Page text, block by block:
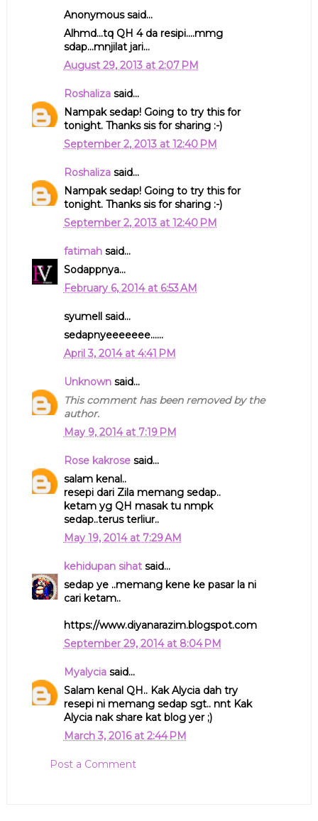
Anonymous said...
Alhmd...tq QH 4 da resipi....mmg
sdap...mnjilat jari...
August 29, 2013 at 2:07 PM
Roshalizasaid...
Nampak sedap! Going to try this for
tonight. Thanks sis for sharing :-)
September 2, 2013 at 12:40 PM
Roshalizasaid...
Nampak sedap! Going to try this for
tonight. Thanks sis for sharing :-)
September 2, 2013 at 12:40 PM
fatimah said...
Sodappnya...
February 6, 2014 at 6:53 AM
syumell said...
sedapnyeeeeeee......
April 3, 2014 at 4:41 PM
Unknownsaid...
This comment has been removed by the
author.
May 9, 2014 at 7:19 PM
Rose kakrosesaid...
salam kenal..
resepi dari Zila memang sedap..
ketam yg QH masak tu nmpk
sedap..terus terliur..
May 19, 2014 at 7:29 AM
kehidupan sihatsaid...
sedap ye ..memang kene ke pasar la ni
cari ketam..
https://www.diyanarazim.blogspot.com
September 29, 2014 at 8:04 PM
Myalyciasaid...
Salam kenal QH.. Kak Alycia dah try
resepi ni memang sedap sgt.. nnt Kak
Alycia nak share kat blog yer ;)
March 3, 2016 at 2:44 PM
Post a Comment